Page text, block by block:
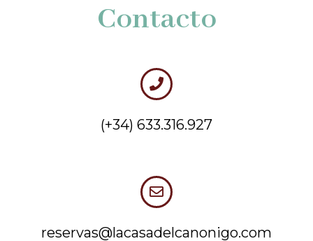
Contacto
(+34) 633.316.927
reservas@lacasadelcanonigo.com